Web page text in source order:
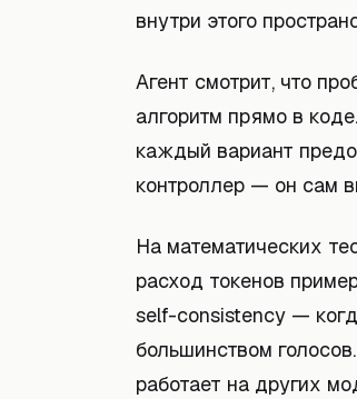
внутри этого
Агент смотрит, что
алгоритм прямо в
каждый вариант
контроллер — он сам
На математических
расход токенов
self-consistency —
большинством
работает на других